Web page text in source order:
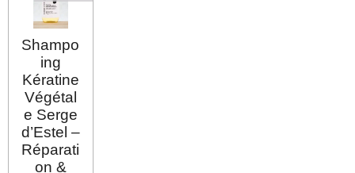
Shampo
ing
Kératine
Végétal
e Serge
d’Estel –
Réparati
on &